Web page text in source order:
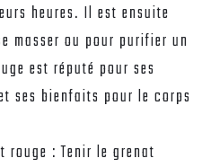
heures. Il est ensuite
masser ou pour purifier un
est réputé pour ses
ses bienfaits pour le corps
rouge :Tenir le grenat